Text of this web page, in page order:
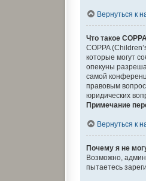
Вернуться к
Что такое
COPPA
которые могут
опекуны
самой
правовым
юридических
Примечание
Вернуться к
Почему я не
Возможно,
пытаетесь